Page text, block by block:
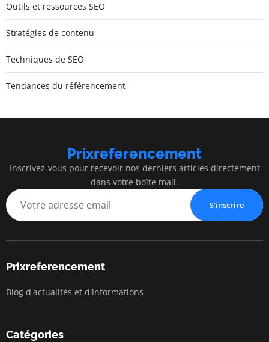
Outils et ressources SEO
Stratégies de contenu
Techniques de SEO
Tendances du référencement
Prixreferencement
Inscrivez-vous pour recevoir nos derniers articles directement
dans votre boîte mail.
S'inscrire
Prixreferencement
Blog d'actualités et d'informations
Catégories